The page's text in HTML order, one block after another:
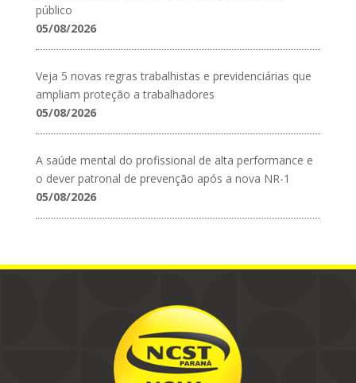
público
05/08/2026
Veja 5 novas regras trabalhistas e previdenciárias que
ampliam proteção a trabalhadores
05/08/2026
A saúde mental do profissional de alta performance e
o dever patronal de prevenção após a nova NR-1
05/08/2026